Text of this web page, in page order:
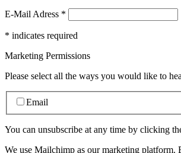
E-Mail Adress *
* indicates required
Marketing Permissions
Please select all the ways you would like to
Email
You can unsubscribe at any time by clicking
We use Mailchimp as our marketing